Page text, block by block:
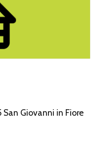
Giovanni in Fiore